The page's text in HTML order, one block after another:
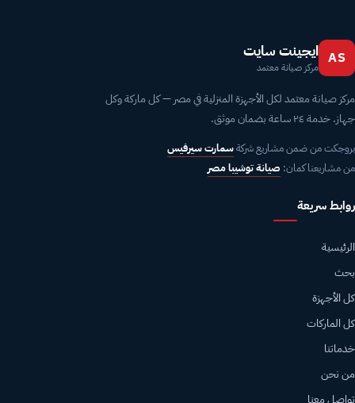
AS ايجينت سايت
مركز صيانة معتمد
مركز صيانة معتمد لكل الأجهزة المنزلية في مصر — كل ماركة وكل
جهاز. خدمة ٢٤ ساعة بضمان موثق.
بروجكت من ضمن مشاريع شركةسمارت سيرفيس
من مشاريعنا كمان: صيانة توشيبا مصر
روابط سريعة
الرئيسية
بحث
كل الأجهزة
كل الماركات
خدماتنا
من نحن
تواصل معنا